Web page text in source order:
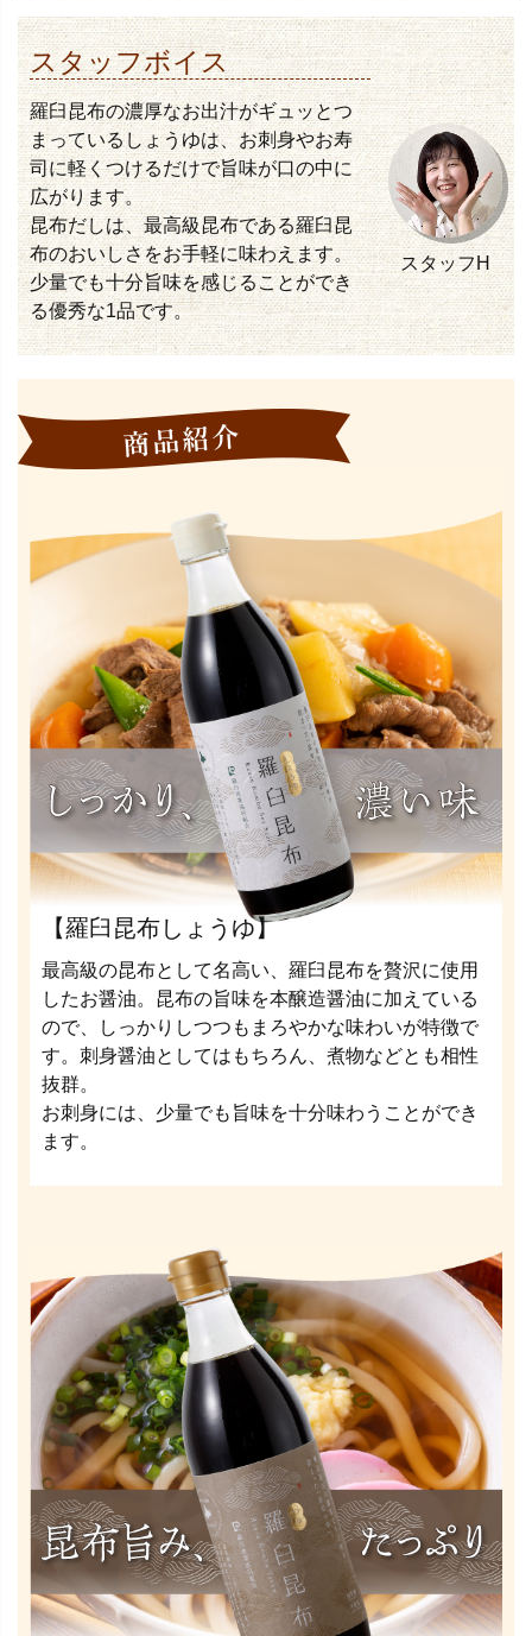
スタッフボイス
羅臼昆布の濃厚なお出汁がギュッとつ
まっているしょうゆは、お刺身やお寿
司に軽くつけるだけで旨味が口の中に
広がります。
昆布だしは、最高級昆布である羅臼昆
布のおいしさをお手軽に味わえます。
少量でも十分旨味を感じることができ
る優秀な1品です。
スタッフH
【羅臼昆布しょうゆ】
最高級の昆布として名高い、羅臼昆布を贅沢に使用
したお醤油。昆布の旨味を本醸造醤油に加えている
ので、しっかりしつつもまろやかな味わいが特徴で
す。刺身醤油としてはもちろん、煮物などとも相性
抜群。
お刺身には、少量でも旨味を十分味わうことができ
ます。